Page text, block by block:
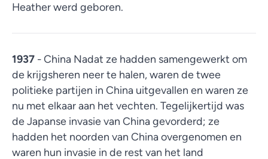
Heather werd geboren.
1937 - China Nadat ze hadden samengewerkt om
de krijgsheren neer te halen, waren de twee
politieke partijen in China uitgevallen en waren ze
nu met elkaar aan het vechten. Tegelijkertijd was
de Japanse invasie van China gevorderd; ze
hadden het noorden van China overgenomen en
waren hun invasie in de rest van het land